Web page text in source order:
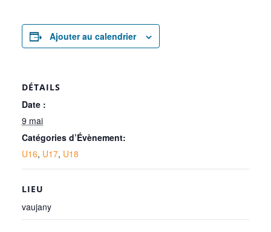
Ajouter au calendrier
DÉTAILS
Date :
9 mai
Catégories d’Évènement:
U16, U17, U18
LIEU
vaujany